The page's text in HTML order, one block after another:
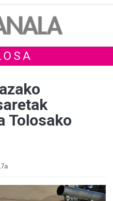
Tolosako